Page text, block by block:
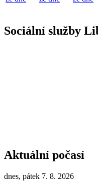
Sociální služby
Aktuální počasí
dnes, pátek 7. 8. 2026